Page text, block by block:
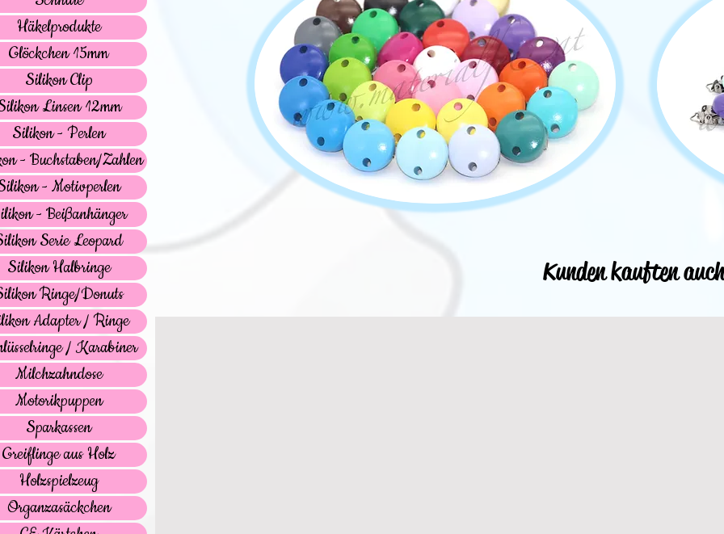
Kunden kauften
Häkelprodukte
Glöckchen 15mm
Silikon Clip
Linsen 12mm
Silikon - Perlen
- Buchstaben/Zahlen
- Motivperlen
- Beißanhänger
Serie Leopard
Silikon Halbringe
Ringe/Donuts
Adapter / Ringe
/ Karabiner
Milchzahndose
Motorikpuppen
Sparkassen
Greiflinge aus Holz
Holzspielzeug
Organzasäckchen